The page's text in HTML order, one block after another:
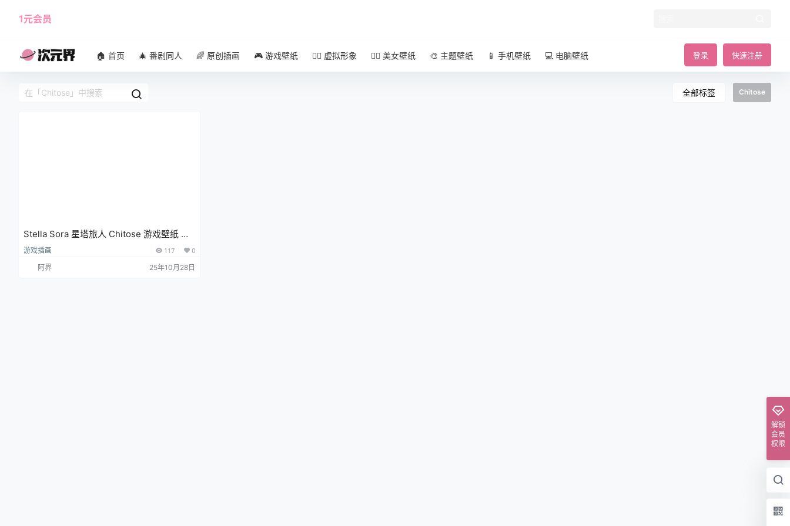
1元会员
登录 快速注册
🏠 首页 🎄 番剧同人 🌈 原创插画 🎮 游戏壁纸 🧚‍♀️ 虚拟形象 🧜‍♀️ 美女壁纸 🎨 主题壁纸 📱 手机壁纸 💻 电脑壁纸
全部标签 Chitose
Stella Sora 星塔旅人 Chitose 游戏壁纸 手
机壁纸 自由旅者
游戏插画 117
0
阿界
25年10月28日
解锁
会员
权限